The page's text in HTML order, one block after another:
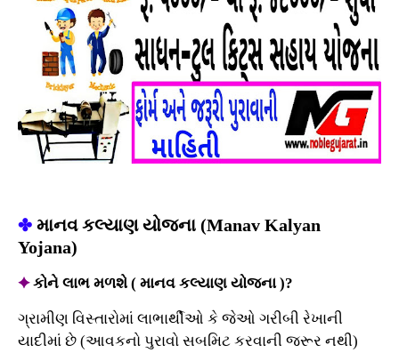
✤ માનવ કલ્યાણ યોજના (Manav Kalyan
Yojana)
✦કોને લાભ મળશે ( માનવ કલ્યાણ યોજના )?
ગ્રામીણ વિસ્તારોમાં લાભાર્થીઓ કે જેઓ ગરીબી રેખાની
યાદીમાં છે (આવકનો પુરાવો સબમિટ કરવાની જરૂર નથી)